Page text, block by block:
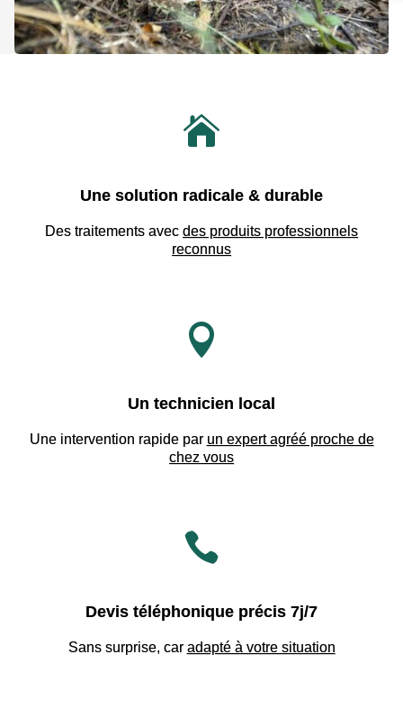

Une solution radicale & durable
Des traitements avec des produits professionnels
reconnus

Un technicien local
Une intervention rapide par un expert agréé proche de
chez vous

Devis téléphonique précis 7j/7
Sans surprise, car adapté à votre situation